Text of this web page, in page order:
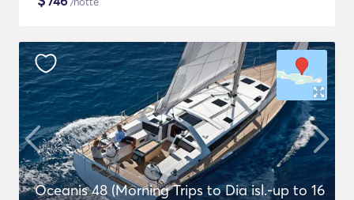
Oceanis 48 (Morning Trips to Dia isl.-up to 16